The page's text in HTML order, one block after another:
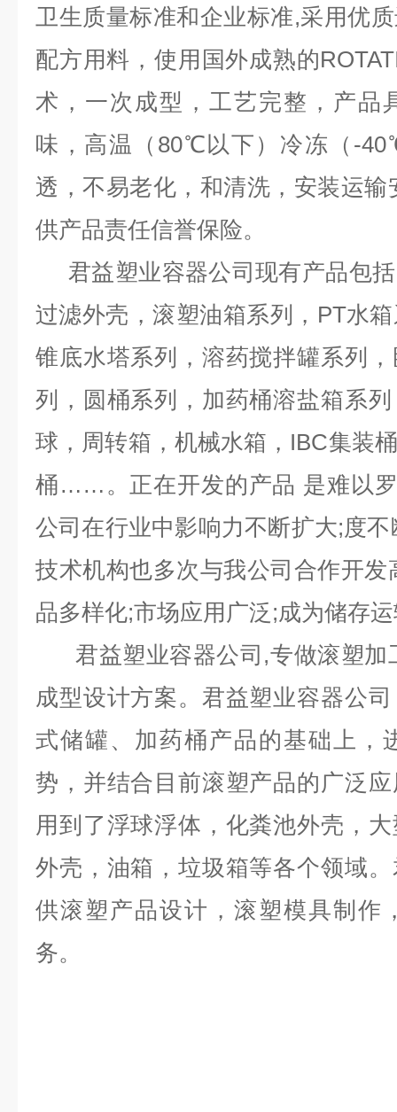
卫生质量标准和企业标准,采用优
配方用料，使用国外成熟的
术，一次成型，工艺完整，产品
味，高温（80℃以下）冷冻（-
透，不易老化，和清洗，安装运
供产品责任信誉保险。
君益塑业容器公司现有产品包
过滤外壳，滚塑油箱系列，PT水
锥底水塔系列，溶药搅拌罐系列
列，圆桶系列，加药桶溶盐箱系
球，周转箱，机械水箱，IBC集装
桶……。正在开发的产品 是难以
公司在行业中影响力不断扩大;度
技术机构也多次与我公司合作开
品多样化;市场应用广泛;成为储存
君益塑业容器公司,专做滚塑加
成型设计方案。君益塑业容器公
式储罐、加药桶产品的基础上，
势，并结合目前滚塑产品的广泛
用到了浮球浮体，化粪池外壳，
外壳，油箱，垃圾箱等各个领域
供滚塑产品设计，滚塑模具制作
务。